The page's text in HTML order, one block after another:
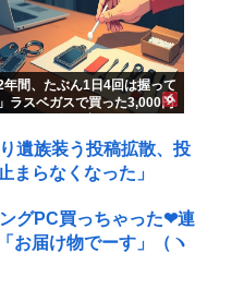
2年間、たぶん1日4回は握って
ラスベガスで買った3,000円
遺族装う投稿拡散、投
まらなくなった」
グPC買っちゃった❤連
お届け物でーす」（ヽ